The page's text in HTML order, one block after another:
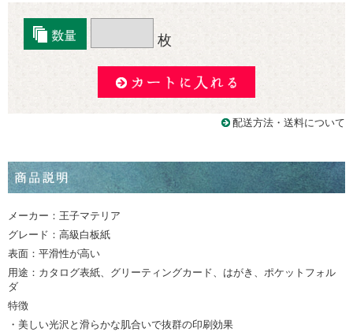
枚
配送方法・送料について
メーカー：王子マテリア
グレード：高級白板紙
表面：平滑性が高い
用途：カタログ表紙、グリーティングカード、はがき、ポケットフォル
ダ
特徴
・美しい光沢と滑らかな肌合いで抜群の印刷効果